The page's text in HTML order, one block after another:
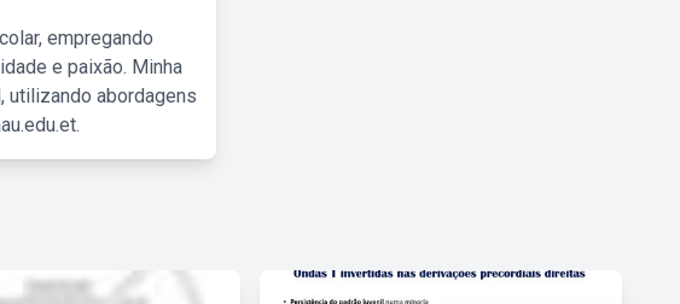
empregando
e paixão. Minha
utilizando abordagens